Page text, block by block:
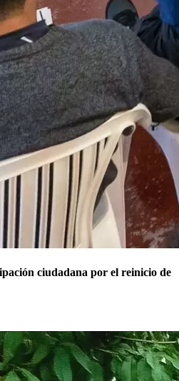
ciudadana por el reinicio de